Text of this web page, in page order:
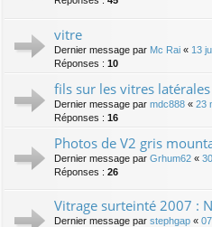
vitre
Dernier message par Mc Rai « 13
Réponses : 10
fils sur les vitres
Dernier message par mdc888 « 23
Réponses : 16
Photos de V2 gris
Dernier message par Grhum62 «
Réponses : 26
Vitrage surteinté 2007 :
Dernier message par stephgap «